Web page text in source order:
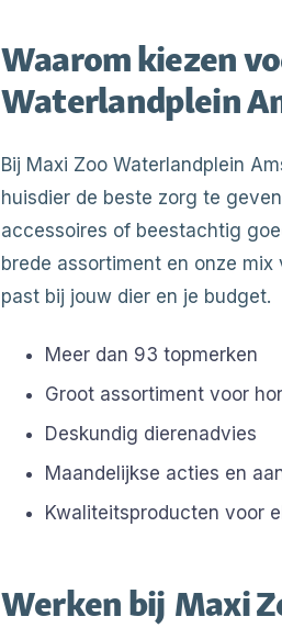
Waarom kiezen
Waterlandplein
Bij Maxi Zoo Waterlandplein
huisdier de beste zorg te
accessoires of beestachtig
brede assortiment en onze
past bij jouw dier en je budget.
Meer dan 93 topmerken
Groot assortiment voor
Deskundig dierenadvies
Maandelijkse acties en
Kwaliteitsproducten voor
Werken bij Maxi